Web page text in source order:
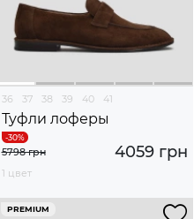
36 37 38 39 40 41
Туфли лоферы
4059 грн
5798 грн
1 цвет
PREMIUM